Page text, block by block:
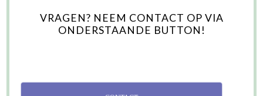
VRAGEN? NEEM CONTACT OP VIA
ONDERSTAANDE BUTTON!